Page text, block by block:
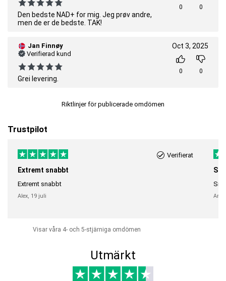
Den bedste NAD+ for mig. Jeg prøv andre,
men de er de bedste. TAK!
0 0
Jan Finnøy
Verifierad kund
Grei levering.
Oct 3, 2025
0 0
Riktlinjer för publicerade omdömen
Trustpilot
Verifierat
Extremt snabbt
Extremt snabbt
Alex, 19 juli
Visar våra 4- och 5-stjärniga omdömen
Utmärkt